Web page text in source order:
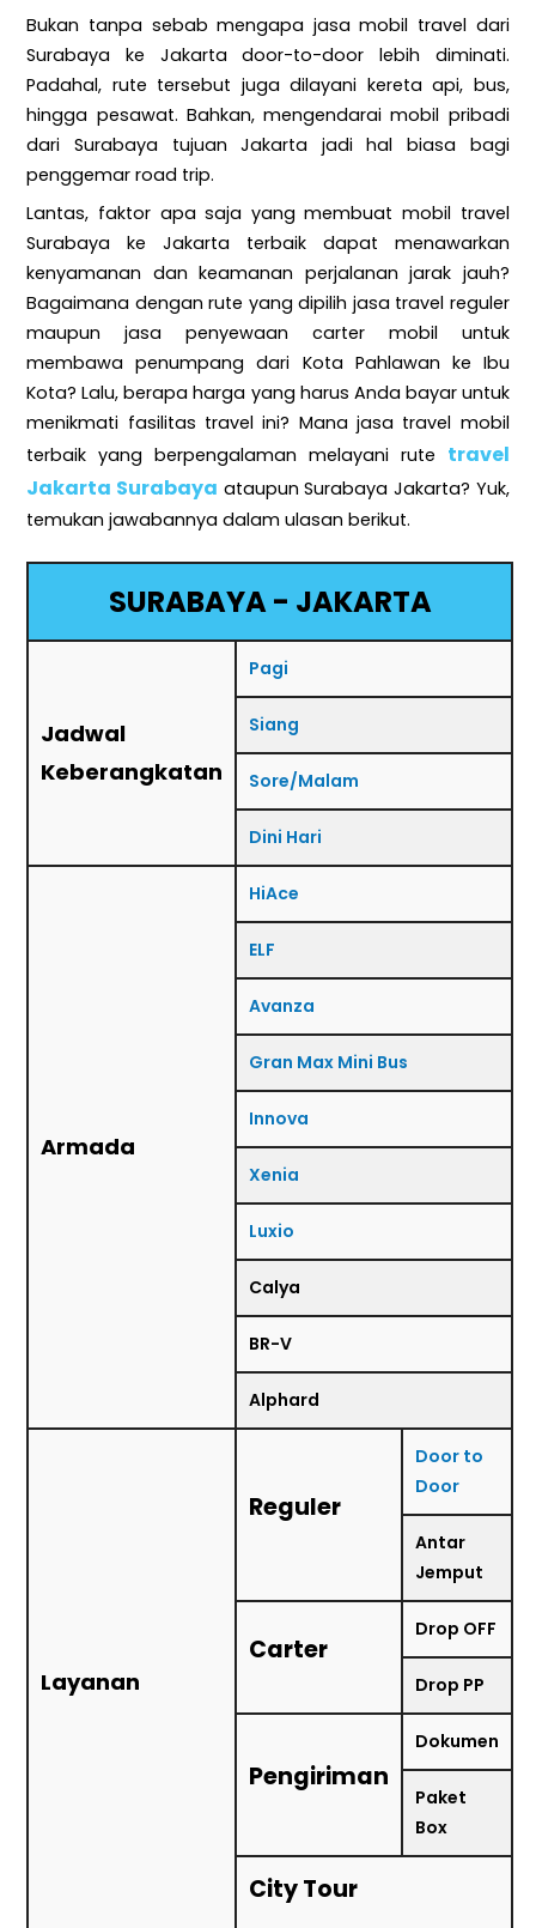
Bukan tanpa sebab mengapa jasa mobil travel dari
Surabaya ke Jakarta door-to-door lebih diminati.
Padahal, rute tersebut juga dilayani kereta api, bus,
hingga pesawat. Bahkan, mengendarai mobil pribadi
dari Surabaya tujuan Jakarta jadi hal biasa bagi
penggemar road trip.
Lantas, faktor apa saja yang membuat mobil travel
Surabaya ke Jakarta terbaik dapat menawarkan
kenyamanan dan keamanan perjalanan jarak jauh?
Bagaimana dengan rute yang dipilih jasa travel reguler
maupun jasa penyewaan carter mobil untuk
membawa penumpang dari Kota Pahlawan ke Ibu
Kota? Lalu, berapa harga yang harus Anda bayar untuk
menikmati fasilitas travel ini? Mana jasa travel mobil
terbaik yang berpengalaman melayani rute travel
Jakarta Surabaya ataupun Surabaya Jakarta? Yuk,
temukan jawabannya dalam ulasan berikut.
SURABAYA - JAKARTA
Jadwal
Keberangkatan
Pagi
Siang
Sore/Malam
Dini Hari
Armada
HiAce
ELF
Avanza
Gran Max Mini Bus
Innova
Xenia
Luxio
Calya
BR-V
Alphard
Layanan
Reguler
Door to
Door
Antar
Jemput
Carter
Drop OFF
Drop PP
Pengiriman
Dokumen
Paket
Box
City Tour